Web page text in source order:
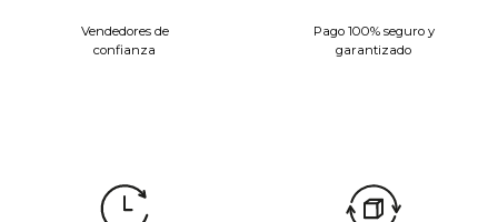
Vendedores de
confianza
Pago 100% seguro y
garantizado